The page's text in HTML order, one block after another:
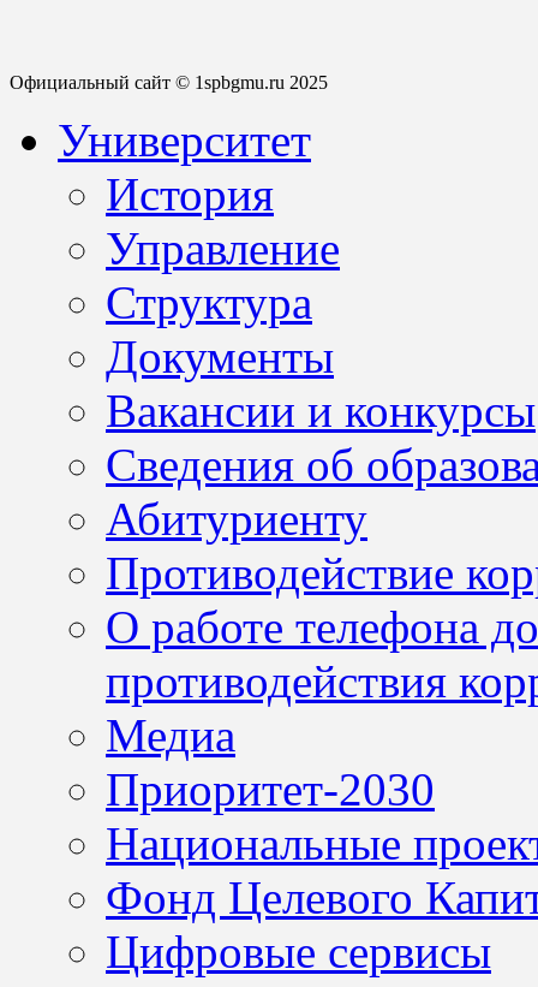
Официальный сайт © 1spbgmu.ru 2025
Университет
История
Управление
Структура
Документы
Вакансии и конкурсы
Сведения об
Абитуриенту
Противодействие
О работе телефона
противодействия
Медиа
Приоритет-2030
Национальные
Фонд Целевого
Цифровые сервисы